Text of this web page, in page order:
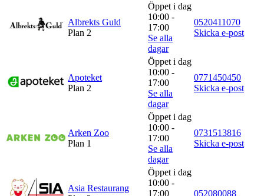
Praktisk information
Presentkort
Albrekts Guld
Plan 2
Öppet i dag
10:00 -
17:00
Se alla
dagar
0520411070
Skicka e-post
Apoteket
Plan 2
Öppet i dag
10:00 -
17:00
Se alla
dagar
0771450450
Skicka e-post
Arken Zoo
Plan 1
Öppet i dag
10:00 -
17:00
Se alla
dagar
0731513816
Skicka e-post
Asia Restaurang
Öppet i dag
10:00 -
17:00
052080088